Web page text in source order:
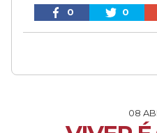
0 0
08